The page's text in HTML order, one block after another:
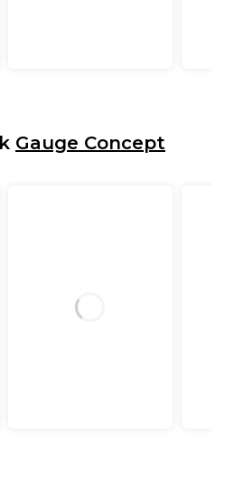
Gauge Concept